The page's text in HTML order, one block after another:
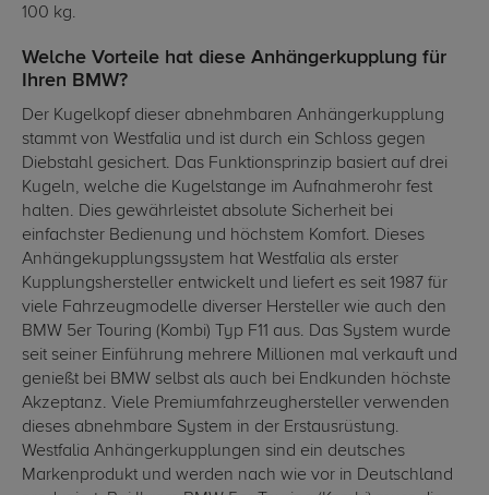
100 kg.
Welche Vorteile hat diese Anhängerkupplung für
Ihren BMW?
Der Kugelkopf dieser abnehmbaren Anhängerkupplung
stammt von Westfalia und ist durch ein Schloss gegen
Diebstahl gesichert. Das Funktionsprinzip basiert auf drei
Kugeln, welche die Kugelstange im Aufnahmerohr fest
halten. Dies gewährleistet absolute Sicherheit bei
einfachster Bedienung und höchstem Komfort. Dieses
Anhängekupplungssystem hat Westfalia als erster
Kupplungshersteller entwickelt und liefert es seit 1987 für
viele Fahrzeugmodelle diverser Hersteller wie auch den
BMW 5er Touring (Kombi) Typ F11 aus. Das System wurde
seit seiner Einführung mehrere Millionen mal verkauft und
genießt bei BMW selbst als auch bei Endkunden höchste
Akzeptanz. Viele Premiumfahrzeughersteller verwenden
dieses abnehmbare System in der Erstausrüstung.
Westfalia Anhängerkupplungen sind ein deutsches
Markenprodukt und werden nach wie vor in Deutschland